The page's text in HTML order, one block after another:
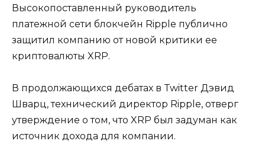
Высокопоставленный руководитель
платежной сети блокчейн Ripple публично
защитил компанию от новой критики ее
криптовалюты XRP.
В продолжающихся дебатах в Twitter Дэвид
Шварц, технический директор Ripple, отверг
утверждение о том, что XRP был задуман как
источник дохода для компании.